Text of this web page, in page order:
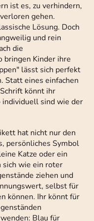
ist es, zu verhindern,
gehen.
Lösung. Doch
und rein
die
bringen Kinder ihre
lässt sich perfekt
Statt eines einfachen
könnt ihr
sind wie der
hat nicht nur den
persönliches Symbol
Katze oder ein
sich wie ein roter
ziehen und
selbst für
können. Ihr könnt für
Blau für